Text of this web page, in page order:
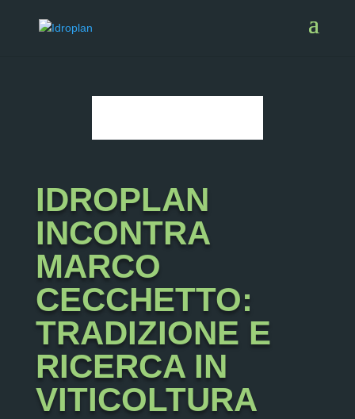
IDROPLAN
INCONTRA
MARCO
CECCHETTO:
TRADIZIONE E
RICERCA IN
VITICOLTURA